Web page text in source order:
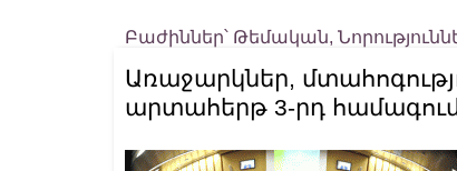
Բաժիններ՝ Թեմական,
Առաջարկներ,
արտահերթ 3-րդ